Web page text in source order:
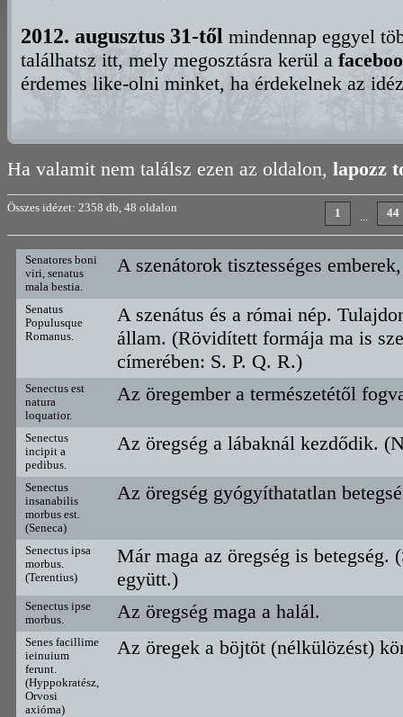
2012. augusztus 31-től mindennap eggyel
találhatsz itt, mely megosztásra kerül a
érdemes like-olni minket, ha érdekelnek az
Ha valamit nem találsz ezen az oldalon, lapozz
Összes idézet: 2358 db, 48 oldalon 1 44
Senatores boni
viri, senatus
mala bestia.
A szenátorok tisztességes
Senatus
Populusque
Romanus.
A szenátus és a római nép.
állam. (Rövidített formája ma is
címerében: S. P. Q. R.)
Senectus est
natura
loquatior.
Az öregember a természetétől
Senectus
incipit a
pedibus.
Az öregség a lábaknál kezdődik.
Senectus
insanabilis
morbus est.
(Seneca)
Az öregség gyógyíthatatlan
Senectus ipsa
morbus.
(Terentius)
Már maga az öregség is betegség.
együtt.)
Senectus ipse
morbus.
Az öregség maga a halál.
Senes facillime
ieinuium
ferunt.
(Hyppokratész,
Orvosi
axióma)
Az öregek a böjtöt (nélkülözést)